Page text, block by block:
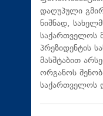
დაღუპული
ნიშნად,
საქართველოს
პრეზიდენტის
მასშტაბით
ორგანოს
საქართველოს